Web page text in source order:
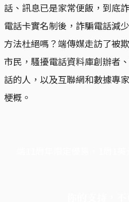
話、訊息已是家常便飯，到底
電話卡實名制後，詐騙電話減
方法杜絕嗎？端傳媒走訪了被
市民，騷擾電話資料庫創辦者
話的人，以及互聯網和數據專
梗概。